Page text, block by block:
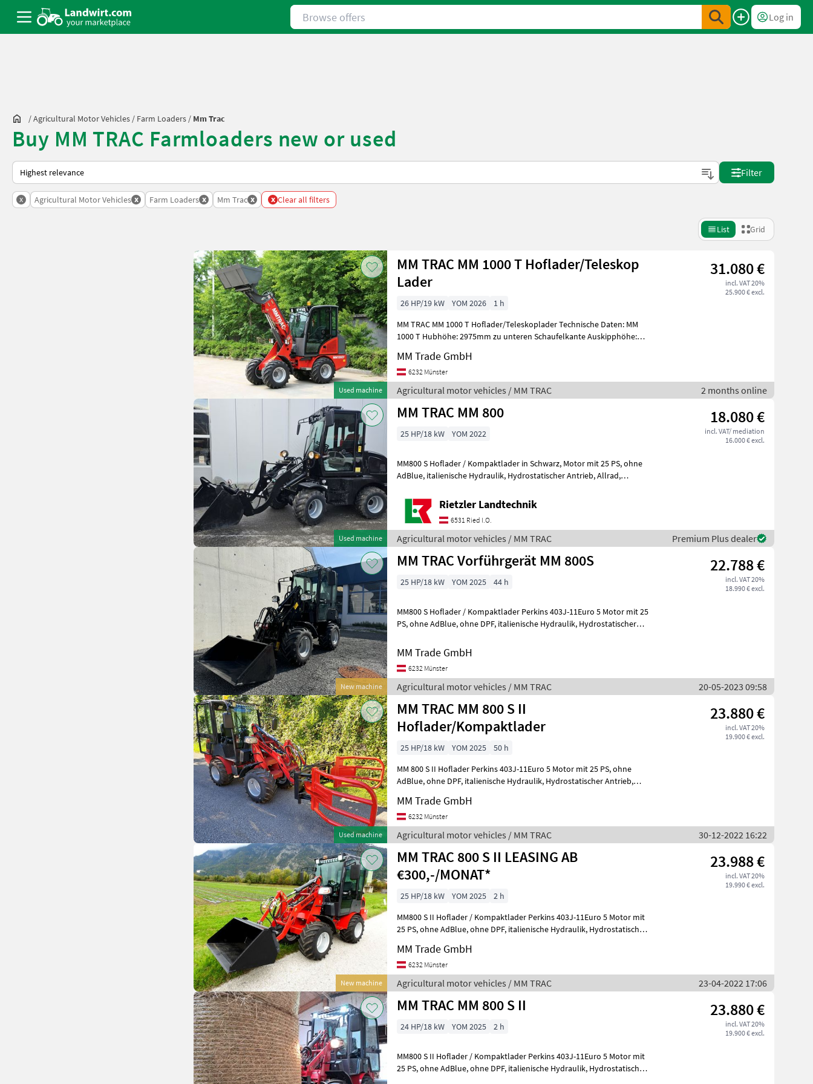
Browse offers
Log in
/Agricultural Motor Vehicles / Farm Loaders / Mm Trac
Buy MM TRAC Farmloaders new or used
This is how sorting works on Landwirt.com
Filter
x Agricultural Motor Vehicles x Farm Loaders x Mm Trac x x Clear all filters
List Grid
Used machine
MM TRAC MM 1000 T Hoflader/Teleskop
Lader
31.080 €
incl. VAT 20%
25.900 € excl.
26 HP/19 kW YOM 2026
1 h
MM TRAC MM 1000 T Hoflader/Teleskoplader Technische Daten: MM
1000 T Hubhöhe: 2975mm zu unteren Schaufelkante Auskipphöhe:
MM Trade GmbH
6232 Münster
Agricultural motor vehicles / MM TRAC 2 months online
Used machine
MM TRAC MM 800 18.080 €
incl. VAT/ mediation
16.000 € excl.
25 HP/18 kW YOM 2022
MM800 S Hoflader / Kompaktlader in Schwarz, Motor mit 25 PS, ohne
AdBlue, italienische Hydraulik, Hydrostatischer Antrieb, Allrad,
Rietzler Landtechnik
6531 Ried I.O.
Agricultural motor vehicles / MM TRAC Premium Plus dealer
New machine
MM TRAC Vorführgerät MM 800S 22.788 €
incl. VAT 20%
18.990 € excl.
25 HP/18 kW YOM 2025 44 h
MM800 S Hoflader / Kompaktlader Perkins 403J-11Euro 5 Motor mit 25
PS, ohne AdBlue, ohne DPF, italienische Hydraulik, Hydrostatischer
MM Trade GmbH
6232 Münster
Agricultural motor vehicles / MM TRAC 20-05-2023 09:58
Used machine
MM TRAC MM 800 S II
Hoflader/Kompaktlader
23.880 €
incl. VAT 20%
19.900 € excl.
25 HP/18 kW YOM 2025
50 h
MM 800 S II Hoflader Perkins 403J-11Euro 5 Motor mit 25 PS, ohne
AdBlue, ohne DPF, italienische Hydraulik, Hydrostatischer Antrieb,
MM Trade GmbH
6232 Münster
Agricultural motor vehicles / MM TRAC 30-12-2022 16:22
New machine
MM TRAC 800 S II LEASING AB
€300,-/MONAT*
23.988 €
incl. VAT 20%
19.990 € excl.
25 HP/18 kW YOM 2025
2 h
MM800 S II Hoflader / Kompaktlader Perkins 403J-11Euro 5 Motor mit
25 PS, ohne AdBlue, ohne DPF, italienische Hydraulik, Hydrostatischer
MM Trade GmbH
6232 Münster
Agricultural motor vehicles / MM TRAC 23-04-2022 17:06
MM TRAC MM 800 S II 23.880 €
incl. VAT 20%
19.900 € excl.
24 HP/18 kW YOM 2025 2 h
MM800 S II Hoflader / Kompaktlader Perkins 403J-11Euro 5 Motor mit
25 PS, ohne AdBlue, ohne DPF, italienische Hydraulik, Hydrostatischer